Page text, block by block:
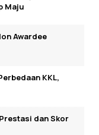
Maju
Awardee
KKL,
dan Skor